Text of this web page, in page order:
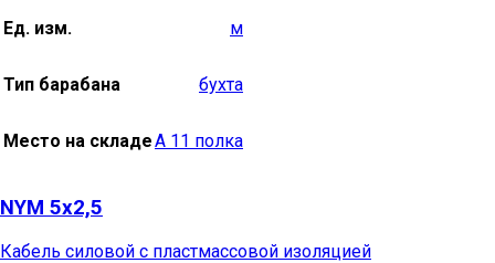
Ед. изм. м
Тип барабана бухта
Место на складеА 11 полка
NYM 5х2,5
Кабель силовой с пластмассовой изоляцией